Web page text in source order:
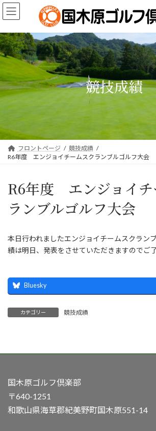
コ
ン
ン
ツ
へ
キ
ッ
プ
ナ
ビ
ー
シ
ョ
に
移
動
競技成績
フロントページ
競技成績
R6年度 エンジョイチームスクランブルゴルフ大会
R6年度 エンジョイチ
ランブルゴルフ大会
本日行われましたエンジョイチームスクラン
績は明日、発表をさせていただきますのでご
Bluesky
カテゴリー 競技成績
国木原ゴルフ倶楽部
〒640-1251
和歌山県海草郡紀美野町国木原551-14